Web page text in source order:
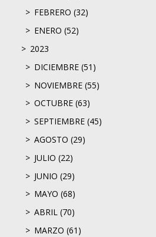
FEBRERO (32)
ENERO (52)
2023
DICIEMBRE (51)
NOVIEMBRE (55)
OCTUBRE (63)
SEPTIEMBRE (45)
AGOSTO (29)
JULIO (22)
JUNIO (29)
MAYO (68)
ABRIL (70)
MARZO (61)